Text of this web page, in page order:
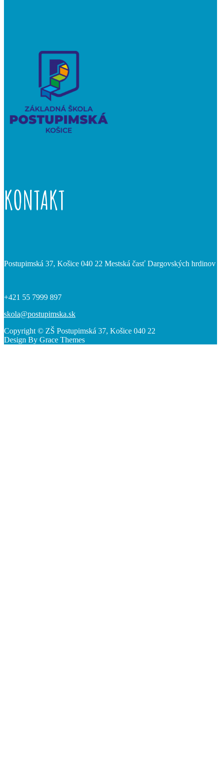
KONTAKT
Postupimská 37, Košice 040 22 Mestská časť Dargovských hrdinov
+421 55 7999 897
skola@postupimska.sk
Copyright © ZŠ Postupimská 37, Košice 040 22
Design By Grace Themes